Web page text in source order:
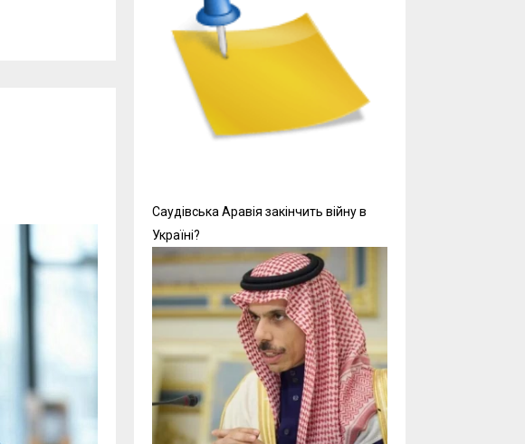
Саудівська Аравія закінчить війну в
Україні?